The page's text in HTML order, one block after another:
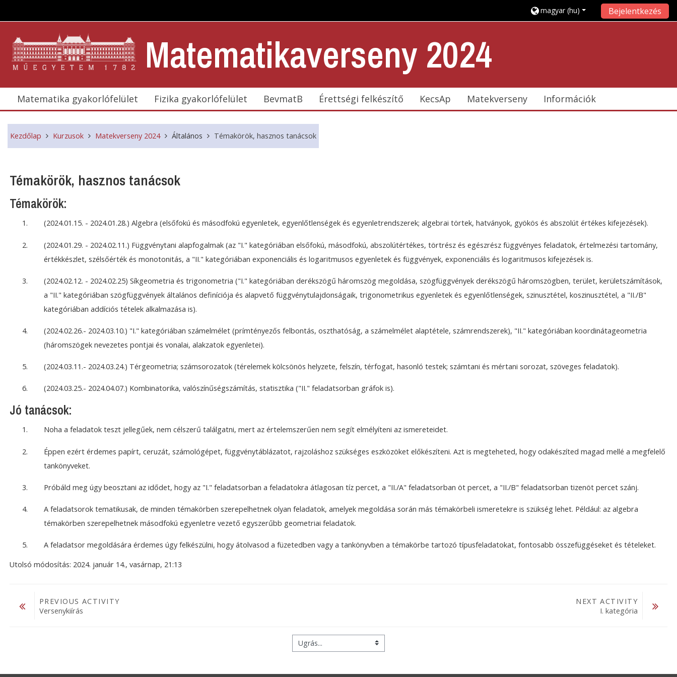
magyar ‎(hu)‎ Bejelentkezés
Matematikaverseny 2024
Matematika gyakorlófelület Fizika gyakorlófelület BevmatB Érettségi felkészítő KecsAp Matekverseny Információk
Kezdőlap Kurzusok Matekverseny 2024 Általános Témakörök, hasznos tanácsok
Témakörök, hasznos tanácsok
Témakörök:
(2024.01.15. - 2024.01.28.) Algebra (elsőfokú és másodfokú egyenletek, egyenlőtlenségek és egyenletrendszerek; algebrai törtek, hatványok, gyökös és abszolút értékes kifejezések).
(2024.01.29. - 2024.02.11.) Függvénytani alapfogalmak (az "I." kategóriában elsőfokú, másodfokú, abszolútértékes, törtrész és egészrész függvényes feladatok, értelmezési tartomány,
értékkészlet, szélsőérték és monotonitás, a "II." kategóriában exponenciális és logaritmusos egyenletek és függvények, exponenciális és logaritmusos kifejezések is.
(2024.02.12. - 2024.02.25) Síkgeometria és trigonometria ("I." kategóriában derékszögű háromszög megoldása, szögfüggvények derékszögű háromszögben, terület, kerületszámítások,
a "II." kategóriában szögfüggvények általános definíciója és alapvető függvénytulajdonságaik, trigonometrikus egyenletek és egyenlőtlenségek, szinusztétel, koszinusztétel, a "II./B"
kategóriában addíciós tételek alkalmazása is).
(2024.02.26.- 2024.03.10.) "I." kategóriában számelmélet (prímtényezős felbontás, oszthatóság, a számelmélet alaptétele, számrendszerek), "II." kategóriában koordinátageometria
(háromszögek nevezetes pontjai és vonalai, alakzatok egyenletei).
(2024.03.11.- 2024.03.24.) Térgeometria; számsorozatok (térelemek kölcsönös helyzete, felszín, térfogat, hasonló testek; számtani és mértani sorozat, szöveges feladatok).
(2024.03.25.- 2024.04.07.) Kombinatorika, valószínűségszámítás, statisztika ("II." feladatsorban gráfok is).
Jó tanácsok:
Noha a feladatok teszt jellegűek, nem célszerű találgatni, mert az értelemszerűen nem segít elmélyíteni az ismereteidet.
Éppen ezért érdemes papírt, ceruzát, számológépet, függvénytáblázatot, rajzoláshoz szükséges eszközöket előkészíteni. Azt is megteheted, hogy odakészíted magad mellé a megfelelő
tankönyveket.
Próbáld meg úgy beosztani az idődet, hogy az "I." feladatsorban a feladatokra átlagosan tíz percet, a "II./A" feladatsorban öt percet, a "II./B" feladatsorban tizenöt percet szánj.
A feladatsorok tematikusak, de minden témakörben szerepelhetnek olyan feladatok, amelyek megoldása során más témakörbeli ismeretekre is szükség lehet. Például: az algebra
témakörben szerepelhetnek másodfokú egyenletre vezető egyszerűbb geometriai feladatok.
A feladatsor megoldására érdemes úgy felkészülni, hogy átolvasod a füzetedben vagy a tankönyvben a témakörbe tartozó típusfeladatokat, fontosabb összefüggéseket és tételeket.
Utolsó módosítás: 2024. január 14., vasárnap, 21:13
PREVIOUS ACTIVITY
Versenykiírás
NEXT ACTIVITY
I. kategória